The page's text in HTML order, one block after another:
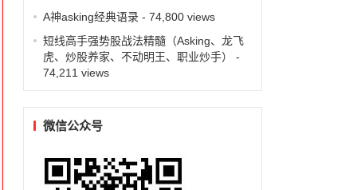
A神asking经典语录- 74,800 views
短线高手强势股战法精髓（Asking、龙飞
虎、炒股养家、不动明王、职业炒手）
-
74,211 views
微信公众号